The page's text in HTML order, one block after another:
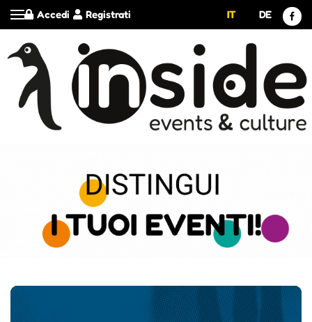
Registrati
Accedi IT DE